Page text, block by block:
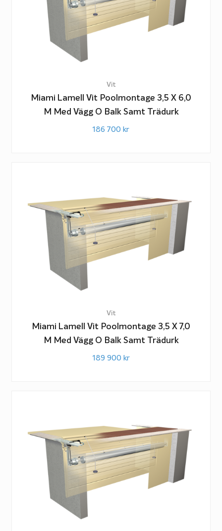
Vit
Miami Lamell Vit Poolmontage 3,5 X 6,0
M Med Vägg O Balk Samt Trädurk
186 700 kr
Vit
Miami Lamell Vit Poolmontage 3,5 X 7,0
M Med Vägg O Balk Samt Trädurk
189 900 kr